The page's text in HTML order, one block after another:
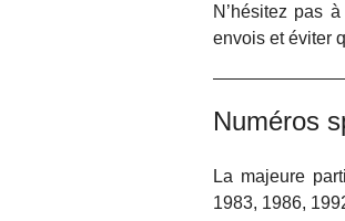
N’hésitez pas
envois et éviter
Numéros
La majeure
1983, 1986,